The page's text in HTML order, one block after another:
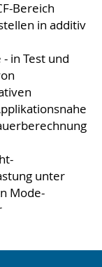
Bereich
in additiv
in Test und
unter
Mode-